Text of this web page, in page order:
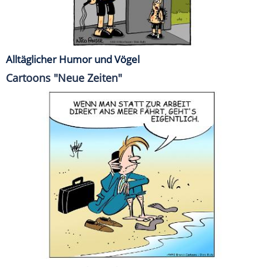
Alltäglicher Humor und Vögel
Cartoons "Neue Zeiten"